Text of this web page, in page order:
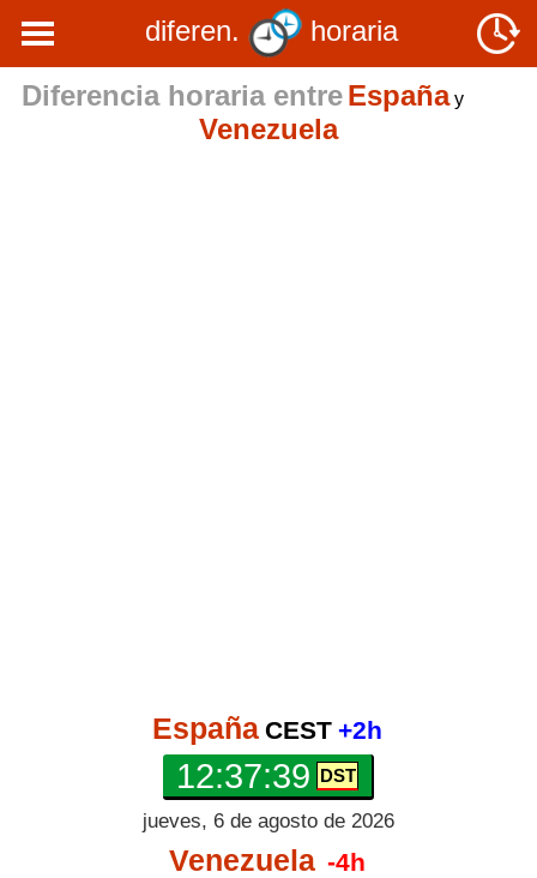
diferen.
horaria
Diferencia horaria entre Españay
Venezuela
España CEST +2h
12:37:39
jueves, 6 de agosto de 2026
Venezuela -4h